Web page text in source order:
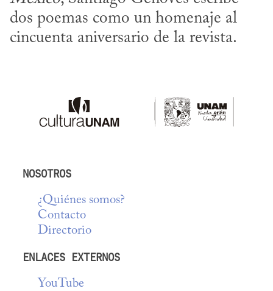
dos poemas como un homenaje al
cincuenta aniversario de la revista.
NOSOTROS
¿Quiénes somos?
Contacto
Directorio
ENLACES EXTERNOS
YouTube